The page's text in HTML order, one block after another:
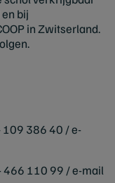
bij
in Zwitserland.
109 386 40 / e-
466 110 99 / e-mail